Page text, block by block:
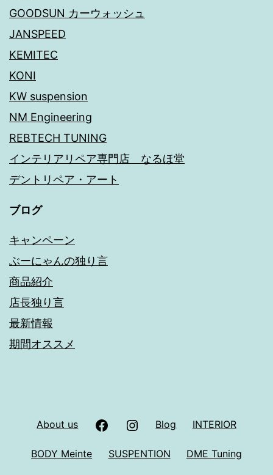
GOODSUN カーウォッシュ
JANSPEED
KEMITEC
KONI
KW suspension
NM Engineering
REBTECH TUNING
インテリアリペア専門店 なるほ堂
デントリペア・アート
ブログ
キャンペーン
ぶーにゃんの独り言
商品紹介
店長独り言
最新情報
期間オススメ
About us facebookInstagram
Blog INTERIOR
BODY Meinte SUSPENTION DME Tuning